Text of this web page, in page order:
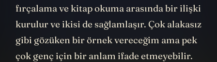
fırçalama ve kitap okuma arasında bir ilişki
kurulur ve ikisi de sağlamlaşır. Çok alakasız
gibi gözüken bir örnek vereceğim ama pek
çok genç için bir anlam ifade etmeyebilir.